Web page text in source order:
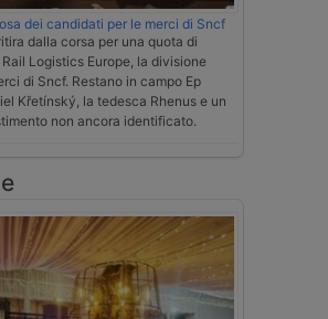
dei candidati per le merci di Sncf
dalla corsa per una quota di
Logistics Europe, la divisione
di Sncf. Restano in campo Ep
Křetínský, la tedesca Rhenus e un
non ancora identificato.